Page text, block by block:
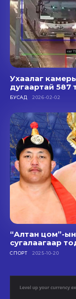
Ухаалаг
дугаартай 587
БУСАД 2026-02-02
“Алтан цом”-
сугалаагаар
СПОРТ 2025-10-20